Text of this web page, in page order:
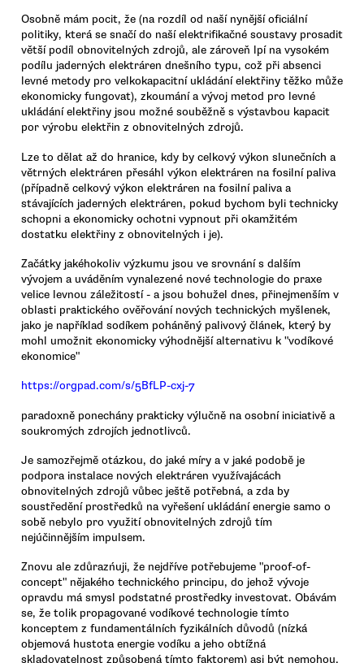
Osobně mám pocit, že (na rozdíl od naší nynější oficiální
politiky, která se snačí do naší elektrifikačné soustavy prosadit
větší podíl obnovitelných zdrojů, ale zároveň lpí na vysokém
podílu jaderných elektráren dnešního typu, což při absenci
levné metody pro velkokapacitní ukládání elektřiny těžko může
ekonomicky fungovat), zkoumání a vývoj metod pro levné
ukládání elektřiny jsou možné souběžně s výstavbou kapacit
por výrobu elektřin z obnovitelných zdrojů.
Lze to dělat až do hranice, kdy by celkový výkon slunečních a
větrných elektráren přesáhl výkon elektráren na fosilní paliva
(případně celkový výkon elektráren na fosilní paliva a
stávajících jaderných elektráren, pokud bychom byli technicky
schopni a ekonomicky ochotni vypnout při okamžitém
dostatku elektřiny z obnovitelných i je).
Začátky jakéhokoliv výzkumu jsou ve srovnání s dalším
vývojem a uváděním vynalezené nové technologie do praxe
velice levnou záležitostí - a jsou bohužel dnes, přinejmenším v
oblasti praktického ověřování nových technických myšlenek,
jako je například sodíkem poháněný palivový článek, který by
mohl umožnit ekonomicky výhodnější alternativu k "vodíkové
ekonomice"
https://orgpad.com/s/5BfLP-cxj-7
paradoxně ponechány prakticky výlučně na osobní iniciativě a
soukromých zdrojích jednotlivců.
Je samozřejmě otázkou, do jaké míry a v jaké podobě je
podpora instalace nových elektráren využívajácách
obnovitelných zdrojů vůbec ještě potřebná, a zda by
soustředění prostředků na vyřešení ukládání energie samo o
sobě nebylo pro využití obnovitelných zdrojů tím
nejúčinnějším impulsem.
Znovu ale zdůrazńuji, že nejdříve potřebujeme "proof-of-
concept" nějakého technického principu, do jehož vývoje
opravdu má smysl podstatné prostředky investovat. Obávám
se, že tolik propagované vodíkové technologie tímto
konceptem z fundamentálních fyzikálních důvodů (nízká
objemová hustota energie vodíku a jeho obtížná
skladovatelnost způsobená tímto faktorem) asi být nemohou,